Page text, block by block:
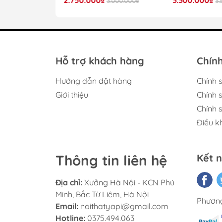
Sản phẩm được hoàn thiện từ gỗ công
Bên trong khoang tủ sử dụng nâu óc
thanh treo quần áo chịu lực và ray kéo
Hỗ trợ khách hàng
Hướng dẫn đặt hàng
Giới thiệu
Chính
Chính
Chính
Điều
Thông tin liên hệ
Địa chỉ: Xưởng Hà Nội - KCN Phú
Minh, Bắc Từ Liêm, Hà Nội
Email: noithatyapi@gmail.com
Hotline: 0375.494.063
Kết